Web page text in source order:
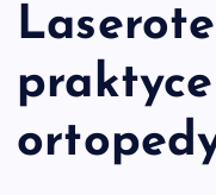
praktyce